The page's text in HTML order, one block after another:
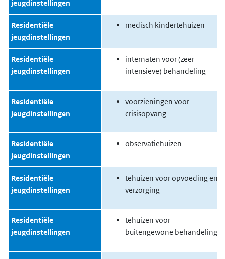
jeugdinstellingen
Residentiële
jeugdinstellingen
medisch kindertehuizen
Residentiële
jeugdinstellingen
internaten voor (zeer
intensieve) behandeling
Residentiële
jeugdinstellingen
voorzieningen voor
crisisopvang
Residentiële
jeugdinstellingen
observatiehuizen
Residentiële
jeugdinstellingen
tehuizen voor opvoeding en
verzorging
Residentiële
jeugdinstellingen
tehuizen voor
buitengewone behandeling